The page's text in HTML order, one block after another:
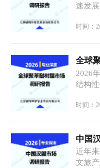
速发
需格
贯穿
产业
时间：
全球
2026
结构
停产
价无
AI服
链生
时间：
中国
近年
文旅